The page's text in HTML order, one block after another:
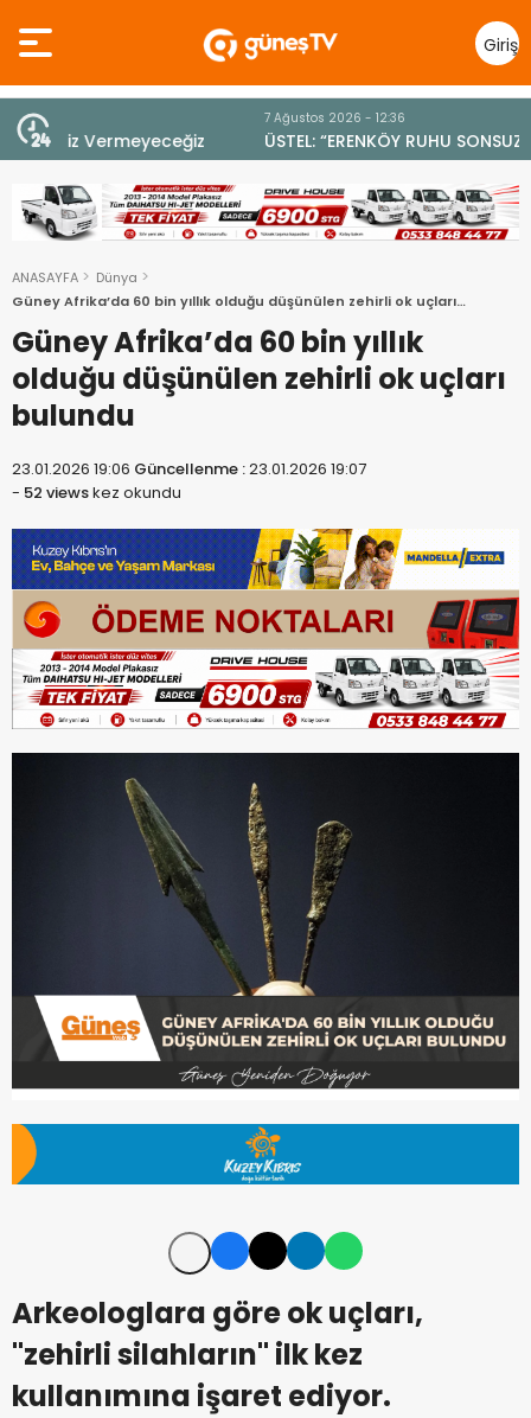
Giriş
Yap
ÜSTEL: “ERENKÖY RUHU SONSUZA DEK YAŞAYACAK”
ANASAYFA
Dünya
Güney Afrika’da 60 bin yıllık olduğu düşünülen zehirli ok uçları
bulundu
Güney Afrika’da 60 bin yıllık
olduğu düşünülen zehirli ok uçları
bulundu
23.01.2026 19:06 Güncellenme :23.01.2026 19:07
- 52 viewskez okundu
Arkeologlara göre ok uçları,
"zehirli silahların" ilk kez
kullanımına işaret ediyor.